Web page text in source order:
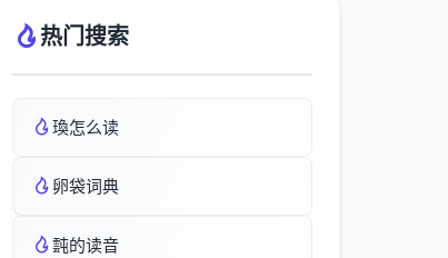
热门搜索
瑍怎么读
卵袋词典
霕的读音